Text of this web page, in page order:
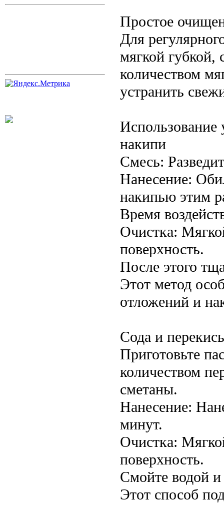
Простое
Для
мягкой губкой,
количеством
устранить
Использование
накипи
Смесь:
Нанесение:
накипью этим
Время
Очистка:
поверхность.
После этого
Этот метод
отложений и
Сода и
Приготовьте
количеством
сметаны.
Нанесение:
минут.
Очистка:
поверхность.
Смойте водой
Этот способ